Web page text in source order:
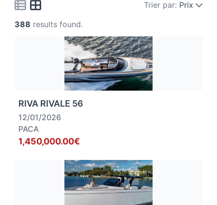
Trier par: Prix
388 results found.
RIVA RIVALE 56
12/01/2026
PACA
1,450,000.00€